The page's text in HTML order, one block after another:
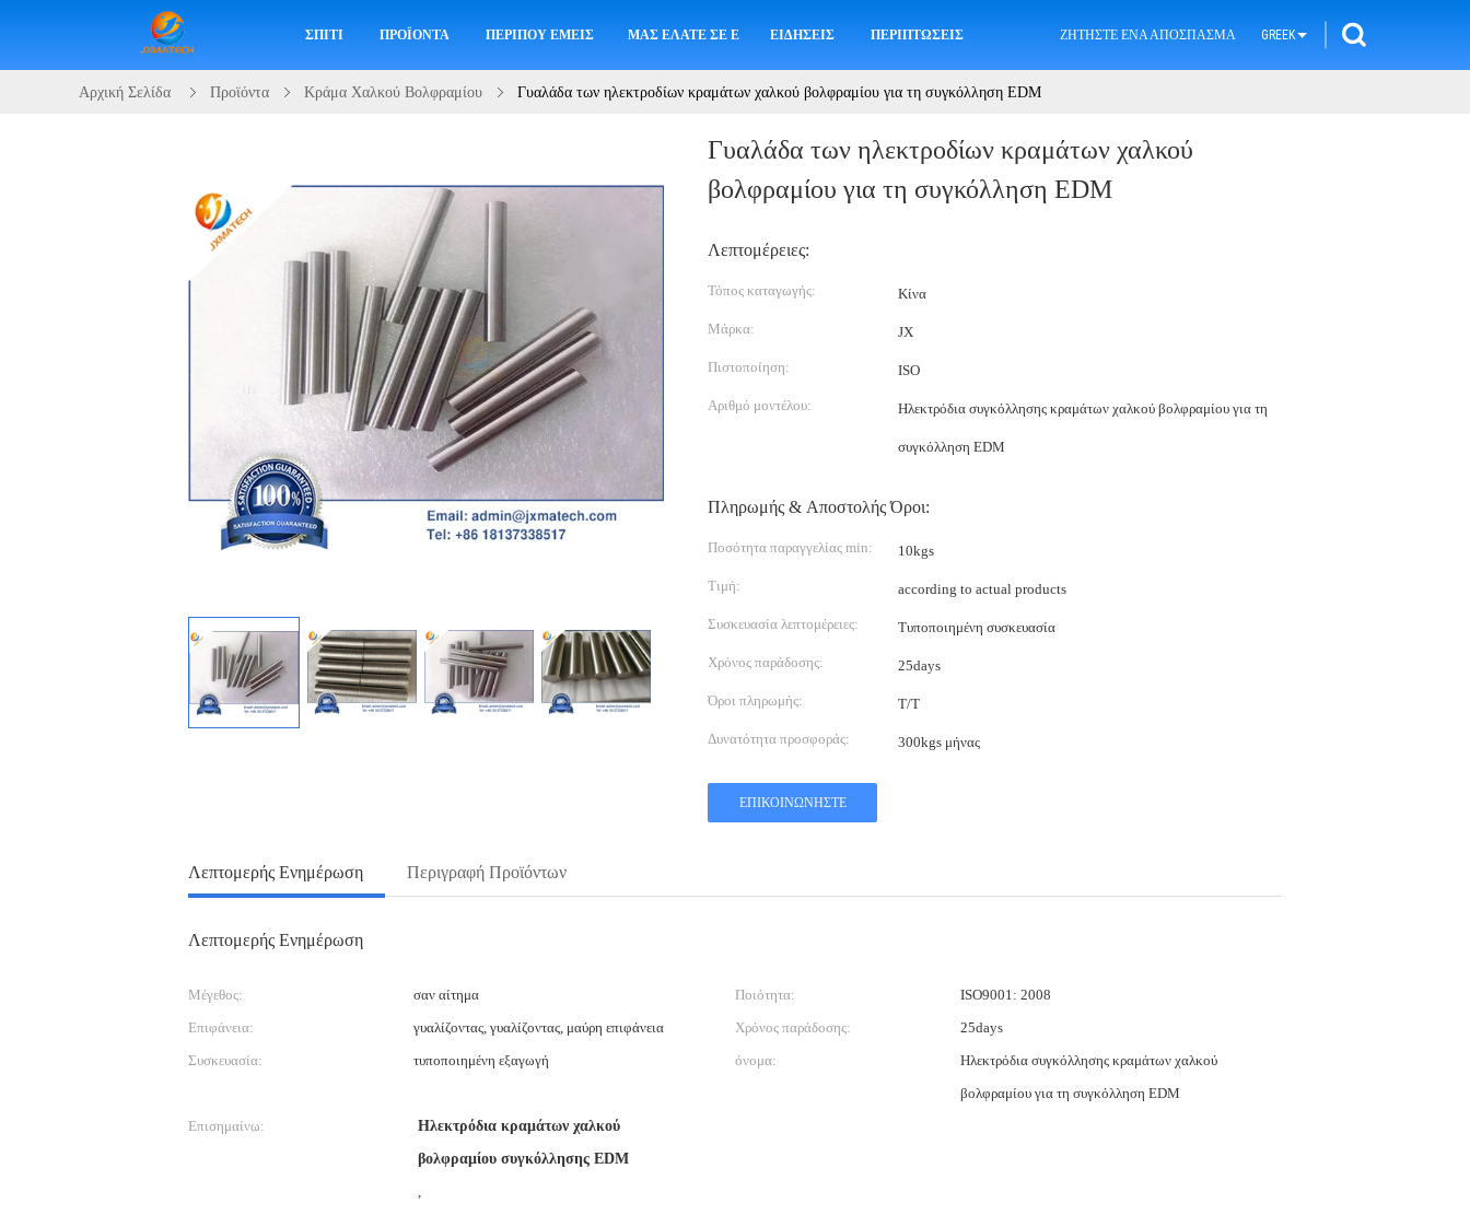
ΣΠΊΤΙ ΠΡΟΪΌΝΤΑ ΠΕΡΊΠΟΥ ΕΜΕΊΣ ΜΑΣ ΕΛΆΤΕ ΣΕ ΕΠΑΦΉ ΜΕΕΙΔΉΣΕΙΣ ΠΕΡΙΠΤΏΣΕΙΣ ΖΗΤΉΣΤΕ ΈΝΑ ΑΠΌΣΠΑΣΜΑ GREEK
Αρχική Σελίδα Προϊόντα Κράμα Χαλκού Βολφραμίου Γυαλάδα των ηλεκτροδίων κραμάτων χαλκού βολφραμίου για τη συγκόλληση EDM
Γυαλάδα των ηλεκτροδίων κραμάτων χαλκού
βολφραμίου για τη συγκόλληση EDM
Λεπτομέρειες:
Τόπος καταγωγής: Κίνα
Μάρκα: JX
Πιστοποίηση: ISO
Αριθμό μοντέλου: Ηλεκτρόδια συγκόλλησης κραμάτων χαλκού βολφραμίου για τη
συγκόλληση EDM
Πληρωμής & Αποστολής Όροι:
Ποσότητα παραγγελίας min: 10kgs
Τιμή: according to actual products
Συσκευασία λεπτομέρειες: Τυποποιημένη συσκευασία
Χρόνος παράδοσης: 25days
Όροι πληρωμής: T/T
Δυνατότητα προσφοράς: 300kgs μήνας
ΕΠΙΚΟΙΝΩΝΉΣΤΕ
Λεπτομερής Ενημέρωση Περιγραφή Προϊόντων
Λεπτομερής Ενημέρωση
Μέγεθος: σαν αίτημα Ποιότητα:
ISO9001: 2008
Επιφάνεια:
γυαλίζοντας, γυαλίζοντας, μαύρη επιφάνεια Χρόνος παράδοσης:
25days
Συσκευασία:
τυποποιημένη εξαγωγή όνομα:
Ηλεκτρόδια συγκόλλησης κραμάτων χαλκού
βολφραμίου για τη συγκόλληση EDM
Επισημαίνω:
Ηλεκτρόδια κραμάτων χαλκού
βολφραμίου συγκόλλησης EDM
,